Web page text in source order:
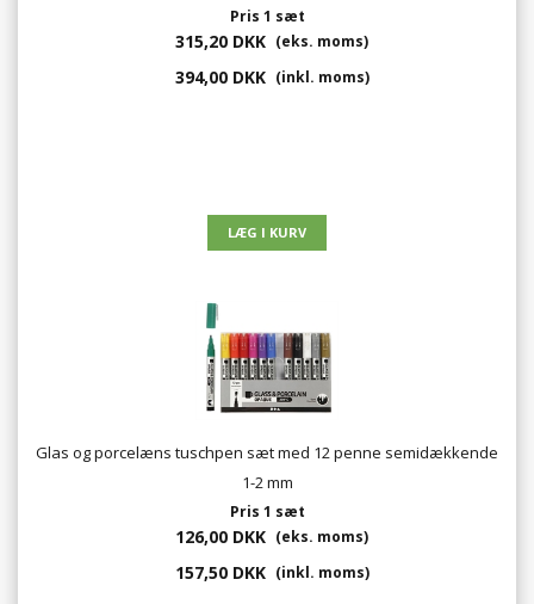
Pris 1 sæt
315,20 DKK (eks. moms)
394,00 DKK (inkl. moms)
Glas og porcelæns tuschpen sæt med 12 penne semidækkende
1-2 mm
Pris 1 sæt
126,00 DKK (eks. moms)
157,50 DKK (inkl. moms)